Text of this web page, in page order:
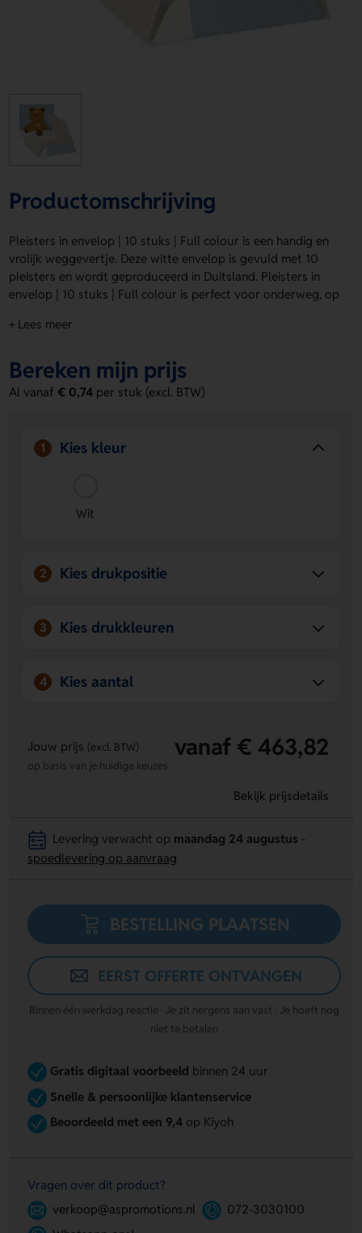
Productomschrijving
Pleisters in envelop | 10 stuks | Full colour is een handig en
vrolijk weggevertje. Deze witte envelop is gevuld met 10
pleisters en wordt geproduceerd in Duitsland. Pleisters in
envelop | 10 stuks | Full colour is perfect voor onderweg, op
geef je de envelop eenvoudig een logo, naam of eigen
een prijs op.
Voordelen van de Pleisters in envelop |
All-over bedrukking mogelijk
logo, naam of eigen ontwerp toe voor een opvallende
praktische set bij de hand.
+ Lees meer
Bereken mijn prijs
Al vanaf€ 0,74 per stuk (excl. BTW)
1 Kies kleur
Wit
2 Kies drukpositie
3 Kies drukkleuren
4 Kies aantal
Jouw prijs (excl. BTW) vanaf € 463,82
op basis van je huidige keuzes
Bekijk prijsdetails
Levering verwacht op maandag 24 augustus
spoedlevering op aanvraag
BESTELLING PLAATSEN
EERST OFFERTE ONTVANGEN
Binnen één werkdag reactie · Je zit nergens aan vast · Je hoeft nog
niet te betalen
Gratis digitaal voorbeeld binnen 24 uur
Snelle & persoonlijke klantenservice
Beoordeeld met een 9,4op Kiyoh
Vragen over dit product?
verkoop@aspromotions.nl
072-3030100